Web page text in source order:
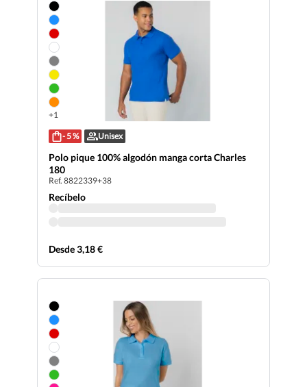
+1
- 5 % Unisex
Polo pique 100% algodón manga corta Charles
180
Ref. 8822339+38
Recíbelo
Desde 3,18 €